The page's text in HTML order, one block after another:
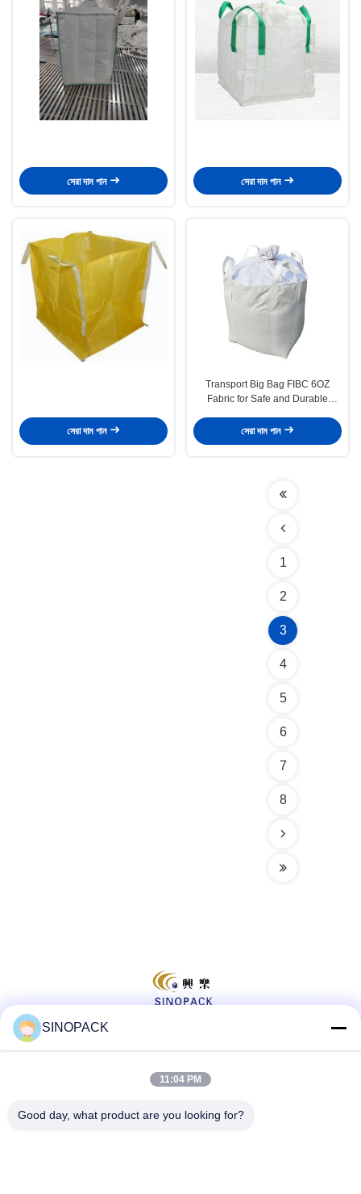
সেরা দাম পান সেরা দাম পান
সেরা দাম পান
Transport Big Bag FIBC 6OZ
Fabric for Safe and Durable
সেরা দাম পান
1
2
3
4
5
6
7
8
SINOPACK
11:04 PM
Good day, what product are you looking for?